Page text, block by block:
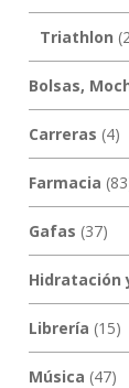
Triathlon
Bolsas,
Carreras (4)
Farmacia
Gafas (37)
Hidratación
Librería (15)
Música (47)